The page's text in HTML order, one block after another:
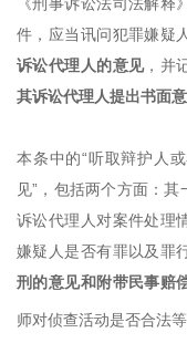
《刑事诉讼法司法解释》
件，应当讯问犯罪嫌疑
诉讼代理人的意见，并
其诉讼代理人提出书面
本条中的“听取辩护人
见”，包括两个方面：
诉讼代理人对案件处理
嫌疑人是否有罪以及罪
刑的意见和附带民事赔
师对侦查活动是否合法